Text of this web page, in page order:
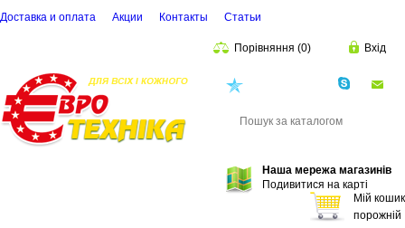
Доставка и оплата Акции Контакты Cтатьи
Порівняння (0) Вхід
Наша мережа магазинів
Подивитися на карті
Мій кошик
порожній